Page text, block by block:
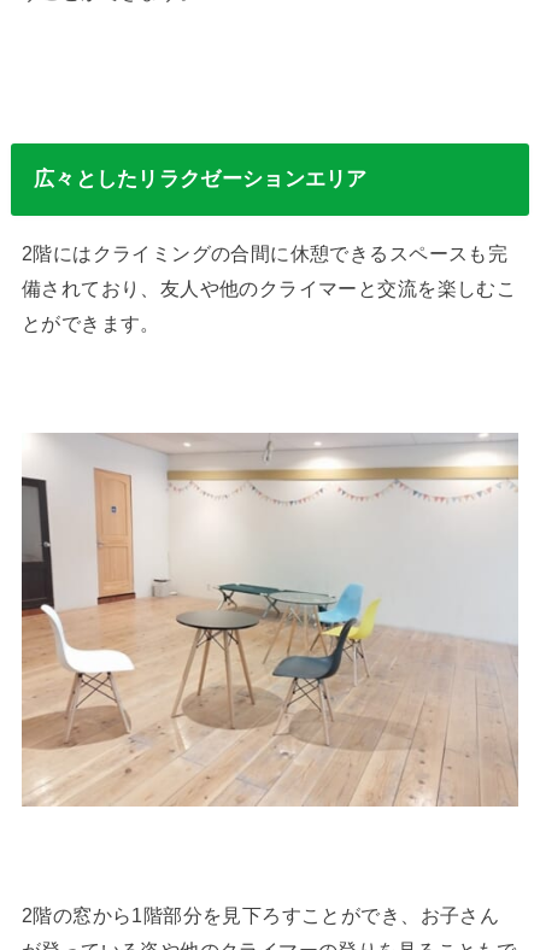
広々としたリラクゼーションエリア
2階にはクライミングの合間に休憩できるスペースも完
備されており、友人や他のクライマーと交流を楽しむこ
とができます。
2階の窓から1階部分を見下ろすことができ、お子さん